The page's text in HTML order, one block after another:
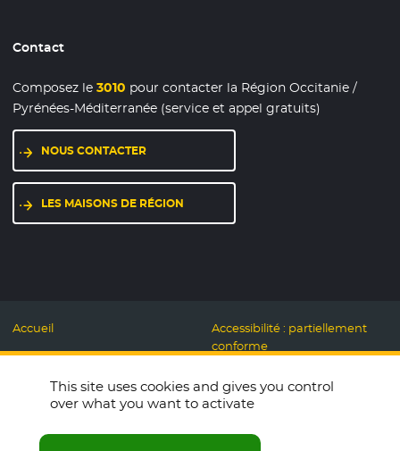
Contact
Composez le3010 pour contacter la Région Occitanie /
Pyrénées-Méditerranée (service et appel gratuits)
NOUS CONTACTER
LES MAISONS DE RÉGION
Accueil
Mentions légales
Données personnelles et
Cookies
Espace presse
Accessibilité : partiellement
conforme
Responsable
This site uses cookies and gives you control
over what you want to activate